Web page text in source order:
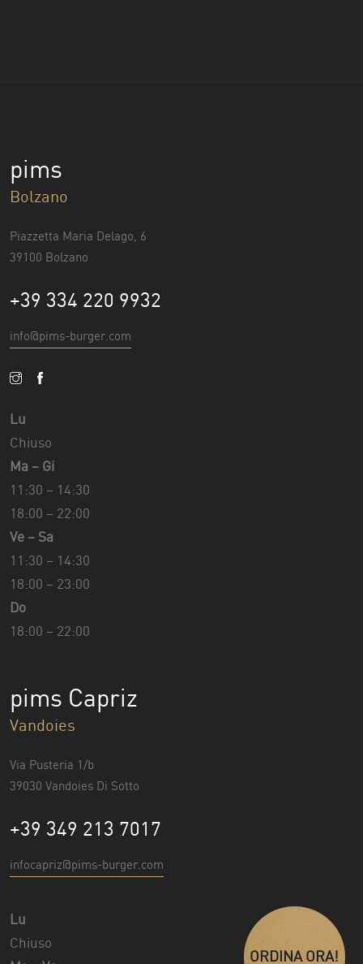
ORDINA ORA!
pims
Bolzano
Piazzetta Maria Delago, 6
39100 Bolzano
+39 334 220 9932
info@pims-burger.com
Lu
Chiuso
Ma – Gi
11:30 – 14:30
18:00 – 22:00
Ve – Sa
11:30 – 14:30
18:00 – 23:00
Do
18:00 – 22:00
pims Capriz
Vandoies
Via Pusteria 1/b
39030 Vandoies Di Sotto
+39 349 213 7017
infocapriz@pims-burger.com
Lu
Chiuso